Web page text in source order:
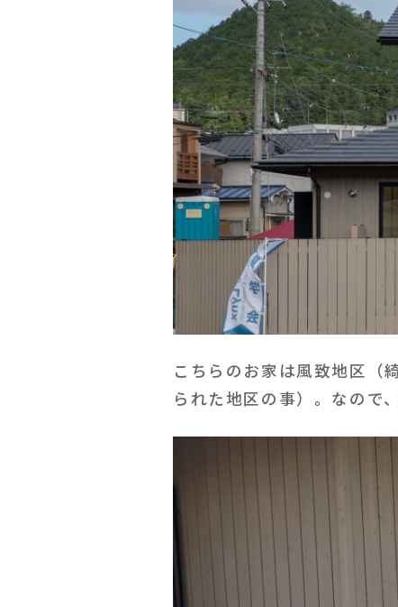
こちらのお家は風致地区（
られた地区の事）。なので